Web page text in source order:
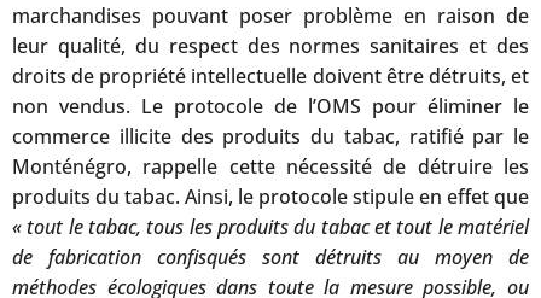
marchandises pouvant poser problème en raison de
leur qualité, du respect des normes sanitaires et des
droits de propriété intellectuelle doivent être détruits, et
non vendus. Le protocole de l’OMS pour éliminer le
commerce illicite des produits du tabac, ratifié par le
Monténégro, rappelle cette nécessité de détruire les
produits du tabac. Ainsi, le protocole stipule en effet que
« tout le tabac, tous les produits du tabac et tout le matériel
de fabrication confisqués sont détruits au moyen de
méthodes écologiques dans toute la mesure possible, ou